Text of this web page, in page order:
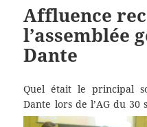
Affluence
l’assemblée
Dante
Quel était le principal
Dante lors de l’AG du